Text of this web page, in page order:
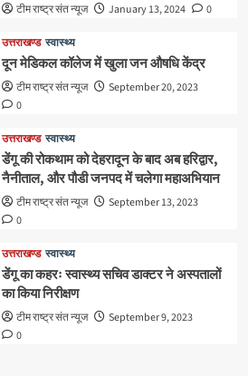
टीम राष्ट्र संत न्यूज January 13, 2024 0
उत्तराखण्ड स्वास्थ्य
दून मेडिकल कॉलेज में खुला जन औषधि केंद्र
टीम राष्ट्र संत न्यूज
September 20, 2023
0
उत्तराखण्ड स्वास्थ्य
डेंगू की रोकथाम को देहरादून के बाद अब हरिद्वार,
नैनीताल, और पौडी जनपद में चलेगा महाअभियान
टीम राष्ट्र संत न्यूज
September 13, 2023
0
उत्तराखण्ड स्वास्थ्य
डेंगू का कहरः स्वास्थ्य सचिव डाक्टर ने अस्पतालों
का किया निरीक्षण
टीम राष्ट्र संत न्यूज
September 9, 2023
0